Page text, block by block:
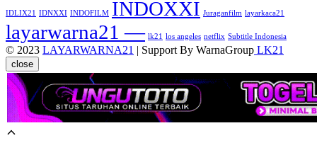
IDLIX21 IDNXXI INDOFILM INDOXXI Juraganfilm layarkaca21
layarwarna21 — lk21 los angeles netflix Subtitle Indonesia
© 2023 LAYARWARNA21 | Support By WarnaGroup LK21
close